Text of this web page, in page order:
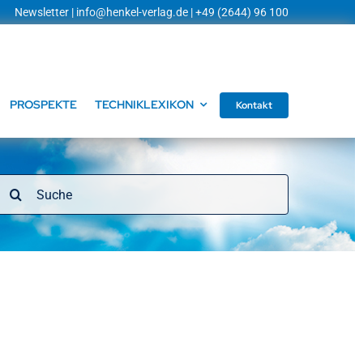
Newsletter | info@henkel-verlag.de | +49 (2644) 96 100
PROSPEKTE TECHNIKLEXIKON Kontakt
nach: